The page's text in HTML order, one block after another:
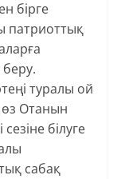
бірге
патриоттық
беру.
туралы ой
Отанын
білуге
сабақ